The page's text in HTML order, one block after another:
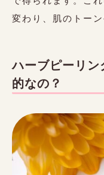
変わり、肌のトー
ハーブピーリン
的なの？